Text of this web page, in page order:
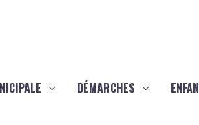
DÉMARCHES